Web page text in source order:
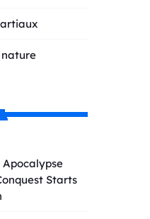
nature
Apocalypse
Starts